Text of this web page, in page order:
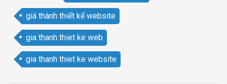
giá thành thiết kế website
gia thanh thiet ke web
gia thanh thiet ke website